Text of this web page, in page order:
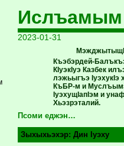
Ислъамым
2023-01-31
Къэбэрдей-
КIуэкIуэ Казбек
лэжьыгъэ IуэхукIэ
КъБР-м и
IуэхущIапIэм и
Хьэзрэталий.
Псоми еджэн…
Зыхыхьэхэр:Дин Iуэху